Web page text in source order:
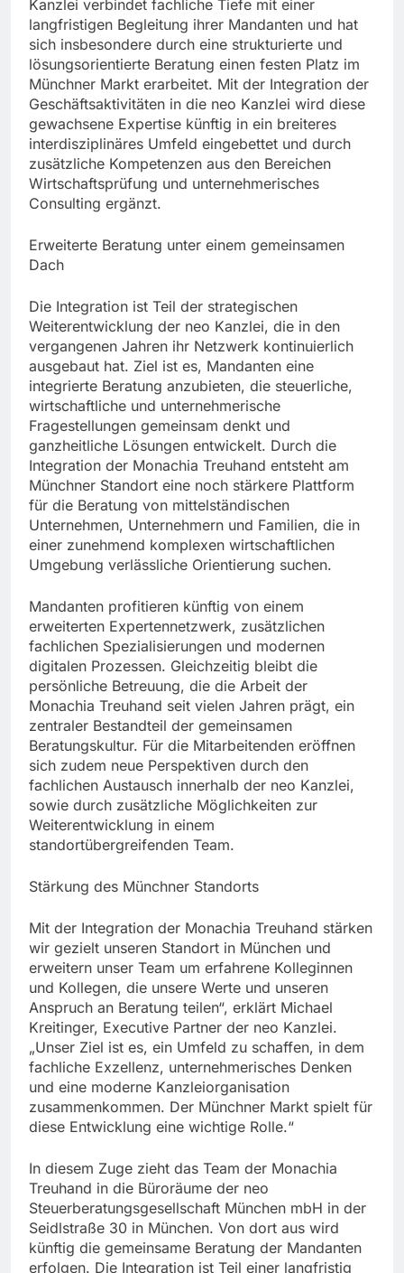
Kanzlei verbindet fachliche Tiefe mit einer
langfristigen Begleitung ihrer Mandanten und hat
sich insbesondere durch eine strukturierte und
lösungsorientierte Beratung einen festen Platz im
Münchner Markt erarbeitet. Mit der Integration der
Geschäftsaktivitäten in die neo Kanzlei wird diese
gewachsene Expertise künftig in ein breiteres
interdisziplinäres Umfeld eingebettet und durch
zusätzliche Kompetenzen aus den Bereichen
Wirtschaftsprüfung und unternehmerisches
Consulting ergänzt.
Erweiterte Beratung unter einem gemeinsamen
Dach
Die Integration ist Teil der strategischen
Weiterentwicklung der neo Kanzlei, die in den
vergangenen Jahren ihr Netzwerk kontinuierlich
ausgebaut hat. Ziel ist es, Mandanten eine
integrierte Beratung anzubieten, die steuerliche,
wirtschaftliche und unternehmerische
Fragestellungen gemeinsam denkt und
ganzheitliche Lösungen entwickelt. Durch die
Integration der Monachia Treuhand entsteht am
Münchner Standort eine noch stärkere Plattform
für die Beratung von mittelständischen
Unternehmen, Unternehmern und Familien, die in
einer zunehmend komplexen wirtschaftlichen
Umgebung verlässliche Orientierung suchen.
Mandanten profitieren künftig von einem
erweiterten Expertennetzwerk, zusätzlichen
fachlichen Spezialisierungen und modernen
digitalen Prozessen. Gleichzeitig bleibt die
persönliche Betreuung, die die Arbeit der
Monachia Treuhand seit vielen Jahren prägt, ein
zentraler Bestandteil der gemeinsamen
Beratungskultur. Für die Mitarbeitenden eröffnen
sich zudem neue Perspektiven durch den
fachlichen Austausch innerhalb der neo Kanzlei,
sowie durch zusätzliche Möglichkeiten zur
Weiterentwicklung in einem
standortübergreifenden Team.
Stärkung des Münchner Standorts
Mit der Integration der Monachia Treuhand stärken
wir gezielt unseren Standort in München und
erweitern unser Team um erfahrene Kolleginnen
und Kollegen, die unsere Werte und unseren
Anspruch an Beratung teilen“, erklärt Michael
Kreitinger, Executive Partner der neo Kanzlei.
„Unser Ziel ist es, ein Umfeld zu schaffen, in dem
fachliche Exzellenz, unternehmerisches Denken
und eine moderne Kanzleiorganisation
zusammenkommen. Der Münchner Markt spielt für
diese Entwicklung eine wichtige Rolle.“
In diesem Zuge zieht das Team der Monachia
Treuhand in die Büroräume der neo
Steuerberatungsgesellschaft München mbH in der
Seidlstraße 30 in München. Von dort aus wird
künftig die gemeinsame Beratung der Mandanten
erfolgen. Die Integration ist Teil einer langfristig